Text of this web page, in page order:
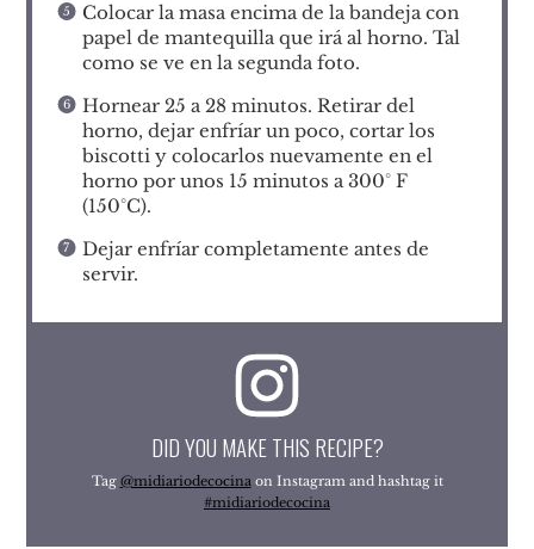
Colocar la masa encima de la bandeja con
papel de mantequilla que irá al horno. Tal
como se ve en la segunda foto.
Hornear 25 a 28 minutos. Retirar del
horno, dejar enfríar un poco, cortar los
biscotti y colocarlos nuevamente en el
horno por unos 15 minutos a 300° F
(150°C).
Dejar enfríar completamente antes de
servir.
DID YOU MAKE THIS RECIPE?
Tag @midiariodecocinaon Instagram and hashtag it
#midiariodecocina